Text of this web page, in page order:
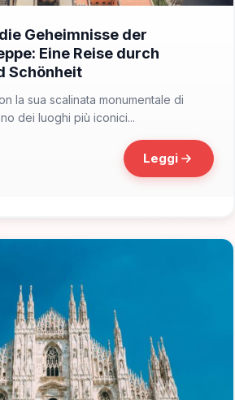
Geheimnisse der
Eine Reise durch
Schönheit
la sua scalinata monumentale di
dei luoghi più iconici...
Leggi